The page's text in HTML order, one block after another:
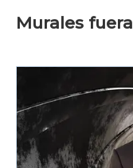
Murales